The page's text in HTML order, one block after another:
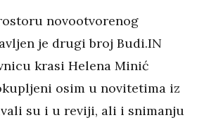
novootvorenog
je drugi broj Budi.IN
krasi Helena Minić
osim u novitetima iz
su i u reviji, ali i snimanju